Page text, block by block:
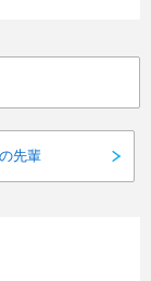
先輩